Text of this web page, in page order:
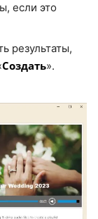
если это
результаты,
Создать».